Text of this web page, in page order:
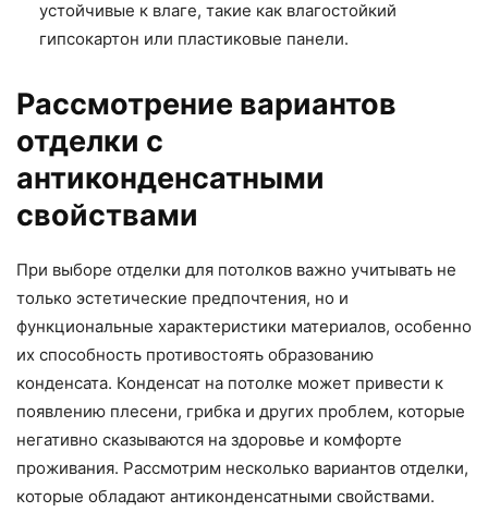
устойчивые к влаге, такие как влагостойкий
гипсокартон или пластиковые панели.
Рассмотрение вариантов
отделки с
антиконденсатными
свойствами
При выборе отделки для потолков важно учитывать не
только эстетические предпочтения, но и
функциональные характеристики материалов, особенно
их способность противостоять образованию
конденсата. Конденсат на потолке может привести к
появлению плесени, грибка и других проблем, которые
негативно сказываются на здоровье и комфорте
проживания. Рассмотрим несколько вариантов отделки,
которые обладают антиконденсатными свойствами.